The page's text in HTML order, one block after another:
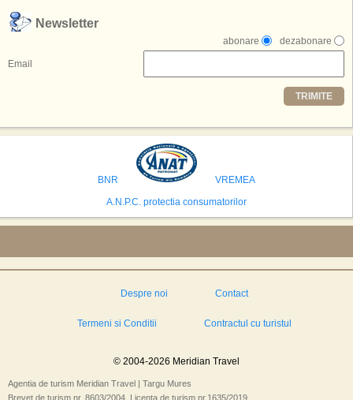
,,Credem ca exista sanse mari sa anuntam nu doar o locatie, ci poate mai
multe'', a declarat Michael R. Henderson, cofondator al Moon World
Resorts, citat de Gulf News. Potrivit acestuia, 2026 ar putea deveni un an
decisiv pentru reali zarea proiectului.
Printre celelalte tari care concureaza pentru a gazdui aceasta constructie
se numara Australia, Brazilia, China, Egipt, India, Polonia, Thailanda,
avea cele mai mari sanse de a castiga licitatia. Totusi, Spania, care se
preconizeaza ca va deveni a doua cea mai vizitata tara din lume in 2025,
isi bazeaza oferta pe infrastructura turistica solida si capacitatea hoteliera."
Newsletter
dezabonare
abonare
Email
TRIMITE
BNR
VREMEA
A.N.P.C. protectia consumatorilor
Despre noi Contact
Termeni si Conditii Contractul cu turistul
© 2004-2026 Meridian Travel
Agentia de turism Meridian Travel | Targu Mures
Brevet de turism nr. 8603/2004, Licenta de turism nr.1635/2019